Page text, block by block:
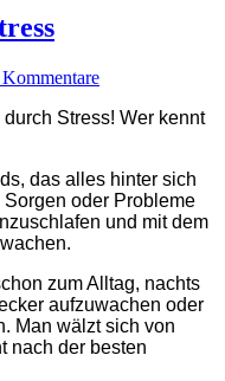
Kommentare
Stress! Wer kennt
das alles hinter sich
oder Probleme
und mit dem
zum Alltag, nachts
aufzuwachen oder
Man wälzt sich von
nach der besten